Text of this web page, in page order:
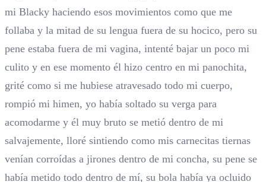
mi Blacky haciendo esos movimientos como que me
follaba y la mitad de su lengua fuera de su hocico, pero su
pene estaba fuera de mi vagina, intenté bajar un poco mi
culito y en ese momento él hizo centro en mi panochita,
grité como si me hubiese atravesado todo mi cuerpo,
rompió mi himen, yo había soltado su verga para
acomodarme y él muy bruto se metió dentro de mi
salvajemente, lloré sintiendo como mis carnecitas tiernas
venían corroídas a jirones dentro de mi concha, su pene se
había metido todo dentro de mí, su bola había ya ocluido